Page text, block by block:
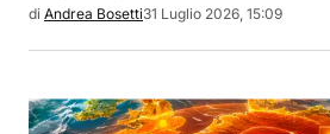
di Andrea Bosetti31 Luglio 2026, 15:09